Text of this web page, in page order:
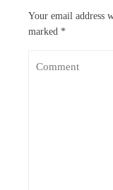
Your email address
marked *